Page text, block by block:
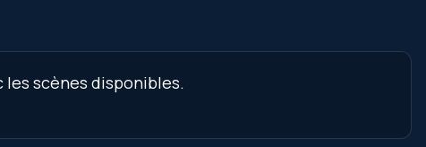
les scènes disponibles.